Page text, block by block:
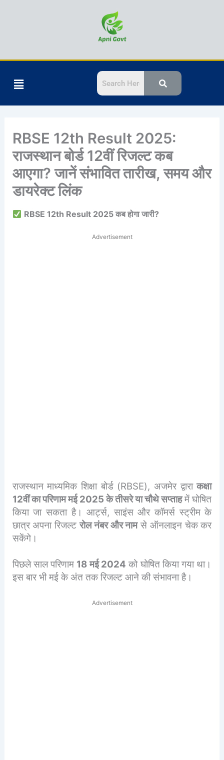
Menu
RBSE 12th Result 2025:
राजस्थान बोर्ड 12वीं रिजल्ट कब
आएगा? जानें संभावित तारीख, समय और
डायरेक्ट लिंक
RBSE 12th Result 2025 कब होगा जारी?
Advertisement
राजस्थान माध्यमिक शिक्षा बोर्ड (RBSE), अजमेर द्वाराकक्षा
12वीं का परिणाम मई 2025 के तीसरे या चौथे सप्ताहमें घोषित
किया जा सकता है। आर्ट्स, साइंस और कॉमर्स स्ट्रीम के
छात्र अपना रिजल्टरोल नंबर और नामसे ऑनलाइन चेक कर
सकेंगे।
पिछले साल परिणाम 18 मई 2024 को घोषित किया गया था।
इस बार भी मई के अंत तक रिजल्ट आने की संभावना है।
Advertisement